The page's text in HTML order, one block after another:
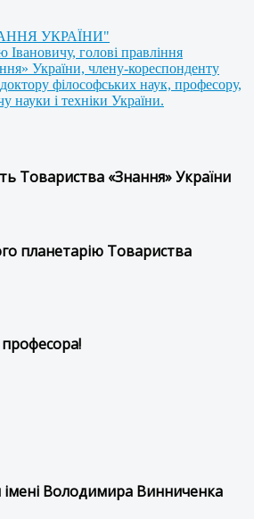
УКРАЇНИ"
голові правління
України, члену-кореспонденту
філософських наук, професору,
науки і техніки України.
Товариства «Знання» України
планетарію Товариства
Володимира Винниченка